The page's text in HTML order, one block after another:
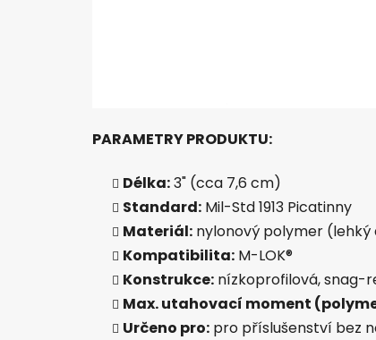
PARAMETRY PRODUKTU:
Délka:3" (cca 7,6 cm)
Standard: Mil-Std 1913 Picatinny
Materiál: nylonový polymer (lehký
Kompatibilita: M-LOK®
Konstrukce: nízkoprofilová, snag-
Max. utahovací moment
Určeno pro: pro příslušenství bez